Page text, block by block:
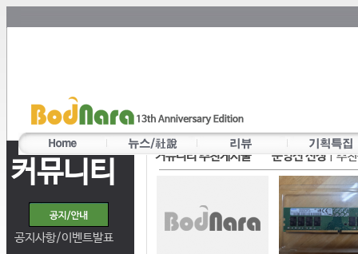
커뮤니티
공지사항/이벤트발표
커뮤니티 추천게시물 운영진 선정|추